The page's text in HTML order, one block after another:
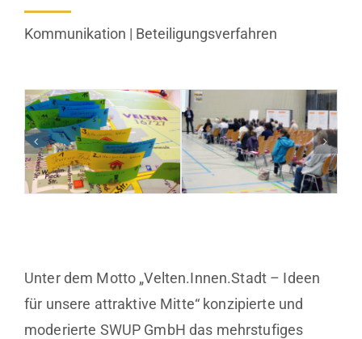
Kommunikation | Beteiligungsverfahren
Unter dem Motto „Velten.Innen.Stadt – Ideen
für unsere attraktive Mitte“ konzipierte und
moderierte SWUP GmbH das mehrstufiges